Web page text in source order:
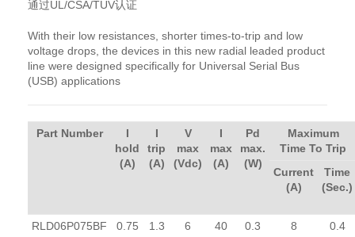
通过UL/CSA/TUV认证
With their low resistances, shorter times-to-trip and low
voltage drops, the devices in this new radial leaded product
line were designed specifically for Universal Serial Bus
(USB) applications
Part Number
I
hold
(A)
I
trip
(A)
V
max
(Vdc)
I
max
(A)
Pd
max.
(W)
Maximum
Time To Trip
Current
(A)
Time
(Sec.)
RLD06P075BF 0.75 1.3 6 40 0.3 8
0.4